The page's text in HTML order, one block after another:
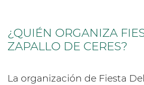
¿QUIÉN ORGANIZA
ZAPALLO DE CERES?
La organización de Fiesta